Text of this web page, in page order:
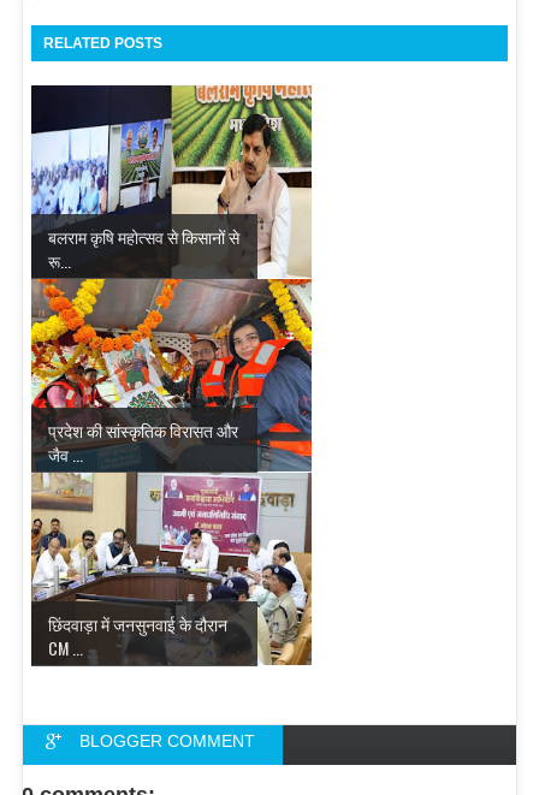
RELATED POSTS
बलराम कृषि महोत्सव से किसानों से
रू...
प्रदेश की सांस्कृतिक विरासत और
जैव ...
छिंदवाड़ा में जनसुनवाई के दौरान
CM ...
BLOGGER COMMENT
FACEBOOK COMMENT